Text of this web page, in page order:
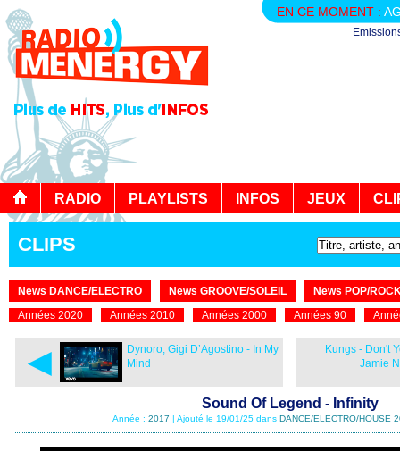
EN CE MOMENT :
RADIO PLAYLISTS INFOS JEUX
CLIPS
News DANCE/ELECTRO News GROOVE/SOLEIL
News POP/
Années 2020
Années 2010 Années 2000 Années 90
◄
Dynoro, Gigi D’Agostino - In My
Mind
Kungs - Don't
Jamie
Sound Of Legend - Infinity
Année : 2017 | Ajouté le 19/01/25 dans DANCE/ELECTRO/HOUSE